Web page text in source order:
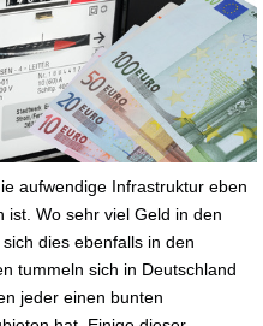
aufwendige Infrastruktur eben
ist. Wo sehr viel Geld in den
dies ebenfalls in den
tummeln sich in Deutschland
jeder einen bunten